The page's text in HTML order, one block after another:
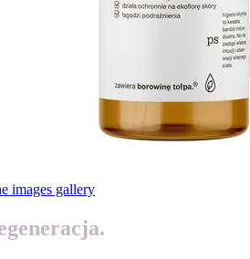
images gallery